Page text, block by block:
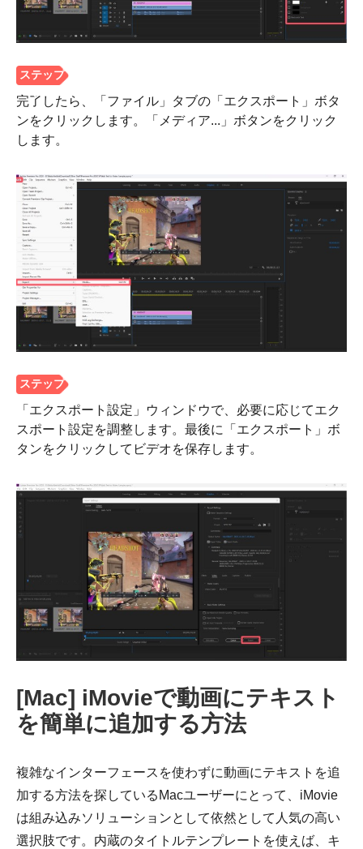
ステップ
3。
ステップ
完了したら、「ファイル」タブの「エクスポート」ボタ
ンをクリックします。「メディア...」ボタンをクリック
します。
「エクスポート設定」ウィンドウで、必要に応じてエク
スポート設定を調整します。最後に「エクスポート」ボ
タンをクリックしてビデオを保存します。
[Mac] iMovieで動画にテキスト
を簡単に追加する方法
複雑なインターフェースを使わずに動画にテキストを追
加する方法を探しているMacユーザーにとって、iMovie
は組み込みソリューションとして依然として人気の高い
選択肢です。内蔵のタイトルテンプレートを使えば、キ